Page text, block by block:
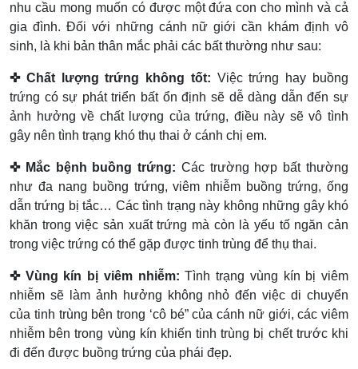
nhu cầu mong muốn có được một đứa con cho mình và cả
gia đình. Đối với những cánh nữ giới cần khám định vô
sinh, là khi bản thân mắc phải các bất thường như sau:
✜ Chất lượng trứng không tốt: Việc trứng hay buồng
trứng có sự phát triển bất ổn định sẽ dễ dàng dẫn đến sự
ảnh hưởng về chất lượng của trứng, điều này sẽ vô tình
gây nên tình trạng khó thụ thai ở cánh chị em.
✜ Mắc bệnh buồng trứng: Các trường hợp bất thường
như đa nang buồng trứng, viêm nhiễm buồng trứng, ống
dẫn trứng bị tắc… Các tình trạng này không những gây khó
khăn trong việc sản xuất trứng mà còn là yếu tố ngăn cản
trong việc trứng có thể gặp được tinh trùng để thụ thai.
✜ Vùng kín bị viêm nhiễm: Tình trạng vùng kín bị viêm
nhiễm sẽ làm ảnh hưởng không nhỏ đến việc di chuyển
của tinh trùng bên trong ‘cô bé” của cánh nữ giới, các viêm
nhiễm bên trong vùng kín khiến tinh trùng bị chết trước khi
đi đến được buồng trứng của phái đẹp.